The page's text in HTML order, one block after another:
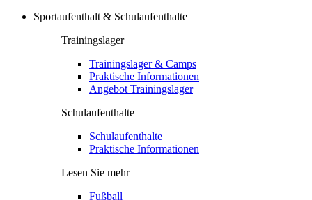
Sportaufenthalt & Schulaufenthalte
Trainingslager
Trainingslager & Camps
Praktische Informationen
Angebot Trainingslager
Schulaufenthalte
Schulaufenthalte
Praktische Informationen
Lesen Sie mehr
Fußball